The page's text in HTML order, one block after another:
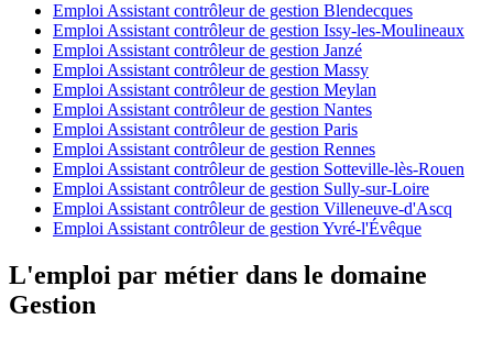
Emploi Assistant contrôleur de gestion Blendecques
Emploi Assistant contrôleur de gestion Issy-les-Moulineaux
Emploi Assistant contrôleur de gestion Janzé
Emploi Assistant contrôleur de gestion Massy
Emploi Assistant contrôleur de gestion Meylan
Emploi Assistant contrôleur de gestion Nantes
Emploi Assistant contrôleur de gestion Paris
Emploi Assistant contrôleur de gestion Rennes
Emploi Assistant contrôleur de gestion Sotteville-lès-Rouen
Emploi Assistant contrôleur de gestion Sully-sur-Loire
Emploi Assistant contrôleur de gestion Villeneuve-d'Ascq
Emploi Assistant contrôleur de gestion Yvré-l'Évêque
L'emploi par métier dans le domaine
Gestion